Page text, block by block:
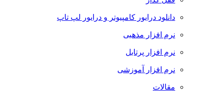
دانلود درایور کامپیوتر و درایور لپ تاپ
نرم افزار مذهبی
نرم افزار پرتابل
نرم افزار آموزشی
مقالات